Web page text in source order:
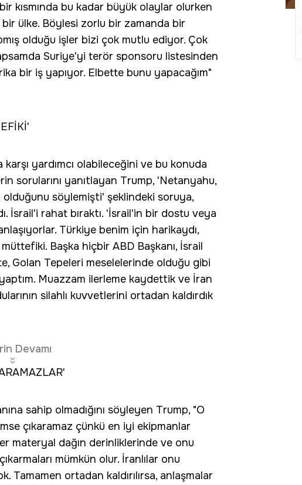
kısmında bu kadar büyük olaylar olurken
ülke. Böylesi zorlu bir zamanda bir
olduğu işler bizi çok mutlu ediyor. Çok
Suriye'yi terör sponsoru listesinden
bir iş yapıyor. Elbette bunu yapacağım"
yardımcı olabileceğini ve bu konuda
sorularını yanıtlayan Trump, 'Netanyahu,
olduğunu söylemişti' şeklindeki soruya,
İsrail'i rahat bıraktı. 'İsrail'in bir dostu veya
Türkiye benim için harikaydı,
Başka hiçbir ABD Başkanı, İsrail
Golan Tepeleri meselelerinde olduğu gibi
Muazzam ilerleme kaydettik ve İran
silahlı kuvvetlerini ortadan kaldırdık
Devamı
sahip olmadığını söyleyen Trump, "O
çıkaramaz çünkü en iyi ekipmanlar
materyal dağın derinliklerinde ve onu
mümkün olur. İranlılar onu
Tamamen ortadan kaldırılırsa, anlaşmalar